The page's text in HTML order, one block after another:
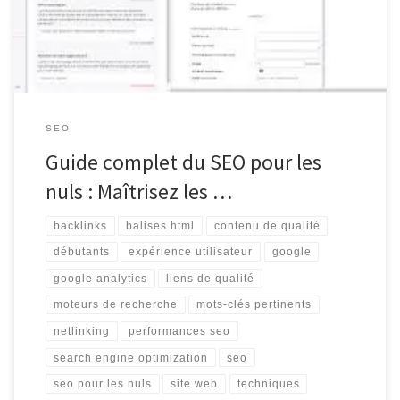
intimidant, mais avec quelques notions de base, […]
SEO
Guide complet du SEO pour les
nuls : Maîtrisez les …
backlinks balises html contenu de qualité
débutants expérience utilisateur google
google analytics liens de qualité
moteurs de recherche mots-clés pertinents
netlinking performances seo
search engine optimization seo
seo pour les nuls site web techniques